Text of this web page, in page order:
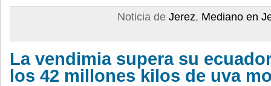
Noticia de Jerez, Mediano en
La vendimia supera su
los 42 millones kilos de uva